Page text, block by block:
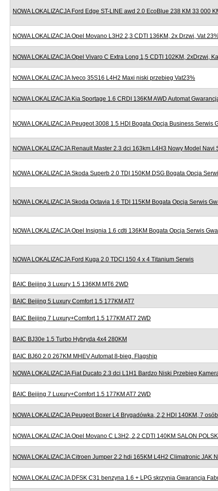
NOWA LOKALIZACJA Ford Edge ST-LINE awd 2.0 EcoBlue 238 KM 33 000
NOWA LOKALIZACJA Opel Movano L3H2 2,3 CDTI 136KM, 2x Drzwi, Vat
NOWA LOKALIZACJA Opel Vivaro C Extra Long 1,5 CDTI 102KM, 2xDrzwi,
NOWA LOKALIZACJA Iveco 35S16 L4H2 Maxi niski przebieg Vat23%
NOWA LOKALIZACJA Kia Sportage 1.6 CRDI 136KM AWD Automat
NOWA LOKALIZACJA Peugeot 3008 1.5 HDI Bogata Opcja Business Serwis
NOWA LOKALIZACJA Renault Master 2.3 dci 163km L4H3 Nowy Model Navi
NOWA LOKALIZACJA Skoda Superb 2.0 TDI 150KM DSG Bogata Opcja
NOWA LOKALIZACJA Skoda Octavia 1.6 TDI 115KM Bogata Opcja Serwis
NOWA LOKALIZACJA Opel Insignia 1.6 cdti 136KM Bogata Opcja Serwis
NOWA LOKALIZACJA Ford Kuga 2.0 TDCI 150 4 x 4 Titanium Serwis
BAIC Beijing 3 Luxury 1.5 136KM MT6 2WD
BAIC Beijing 5 Luxury Comfort 1.5 177KM AT7
BAIC Beijing 7 Luxury+Comfort 1.5 177KM AT7 2WD
BAIC BJ30e 1.5 Turbo Hybryda 4x4 280KM
BAIC BJ60 2.0 267KM MHEV Automat 8-bieg. Flagship
NOWA LOKALIZACJA Fiat Ducato 2.3 dci L1H1 Bardzo Niski Przebieg
BAIC Beijing 7 Luxury+Comfort 1.5 177KM AT7 2WD
NOWA LOKALIZACJA Peugeot Boxer L4 Brygadówka, 2,2 HDI 140KM, 7
NOWA LOKALIZACJA Opel Movano C L3H2, 2,2 CDTI 140KM SALON
NOWA LOKALIZACJA Citroen Jumper 2.2 hdi 165KM L4H2 Climatronic JAK
NOWA LOKALIZACJA DFSK C31 benzyna 1.6 + LPG skrzynia Gwarancja